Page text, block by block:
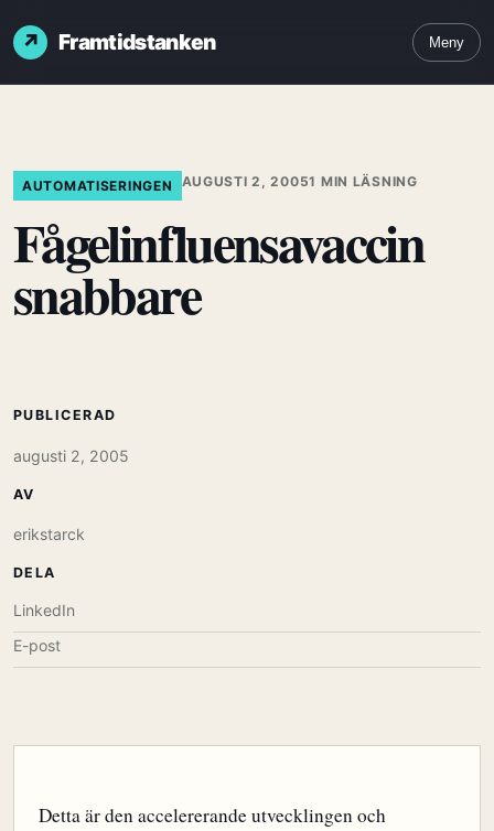
Framtidstanken Meny
AUTOMATISERINGEN AUGUSTI 2, 20051 MIN LÄSNING
Fågelinfluensavaccin
snabbare
Detta är den accelererande utvecklingen och
PUBLICERAD
augusti 2, 2005
AV
erikstarck
DELA
LinkedIn
E-post